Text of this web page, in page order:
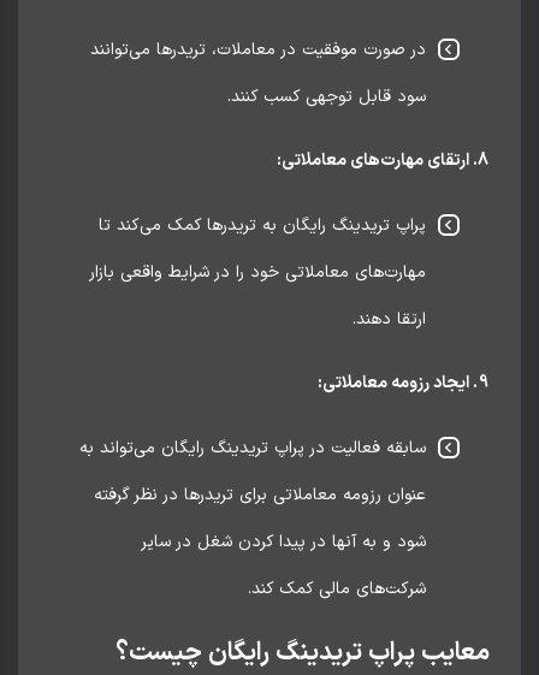
در صورت موفقیت در معاملات، تریدرها می‌توانند
سود قابل توجهی کسب کنند.
پراپ تریدینگ رایگان به تریدرها کمک می‌کند تا
مهارت‌های معاملاتی خود را در شرایط واقعی بازار
ارتقا دهند.
سابقه فعالیت در پراپ تریدینگ رایگان می‌تواند به
عنوان رزومه معاملاتی برای تریدرها در نظر گرفته
شود و به آنها در پیدا کردن شغل در سایر
شرکت‌های مالی کمک کند.
پراپ تریدینگ رایگان چیست؟